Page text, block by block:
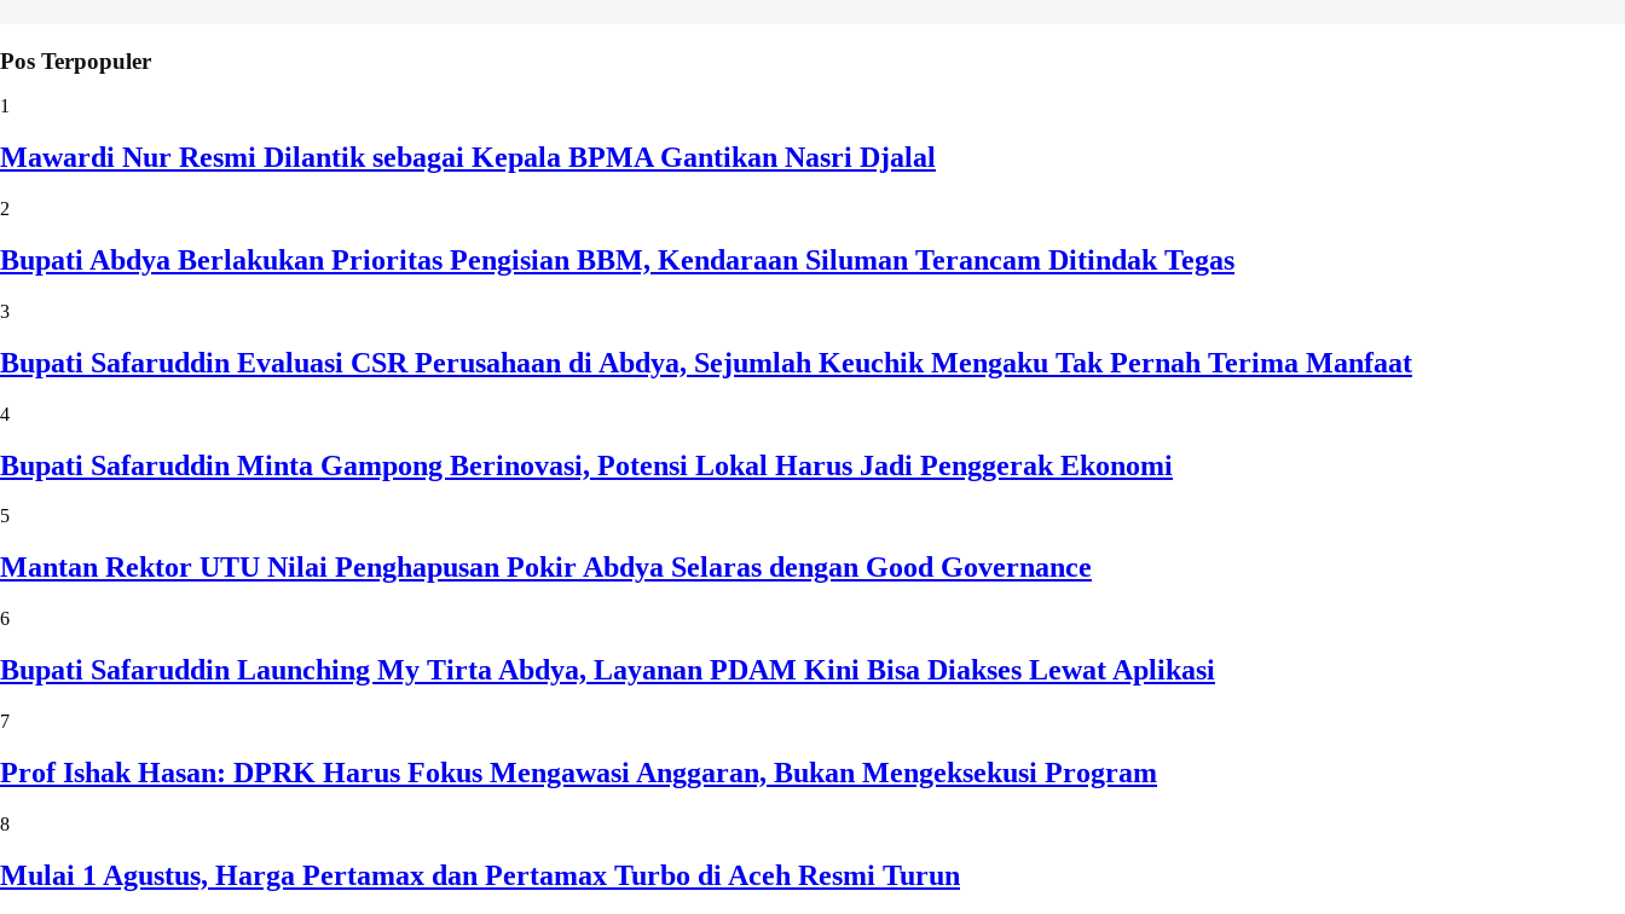
Pos Terpopuler
1
Mawardi Nur Resmi Dilantik sebagai Kepala BPMA Gantikan Nasri Djalal
2
Bupati Abdya Berlakukan Prioritas Pengisian BBM, Kendaraan Siluman Terancam Ditindak Tegas
3
Bupati Safaruddin Evaluasi CSR Perusahaan di Abdya, Sejumlah Keuchik Mengaku Tak Pernah Terima Manfaat
4
Bupati Safaruddin Minta Gampong Berinovasi, Potensi Lokal Harus Jadi Penggerak Ekonomi
5
Mantan Rektor UTU Nilai Penghapusan Pokir Abdya Selaras dengan Good Governance
6
Bupati Safaruddin Launching My Tirta Abdya, Layanan PDAM Kini Bisa Diakses Lewat Aplikasi
7
Prof Ishak Hasan: DPRK Harus Fokus Mengawasi Anggaran, Bukan Mengeksekusi Program
8
Mulai 1 Agustus, Harga Pertamax dan Pertamax Turbo di Aceh Resmi Turun